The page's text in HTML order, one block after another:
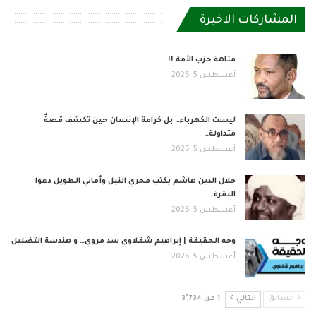
المشاركات الاخيرة
متاهة حزب الأمة !!
أغسطس 5, 2026
ليست الكهرباء… بل كرامة الإنسان حين تكشف قصةٌ
متداولة…
أغسطس 5, 2026
جلال الدين هاشم يكتب مجري النيل وأماني الطويل دعوا
البقرة…
أغسطس 5, 2026
وجه الحقيقة | إبراهيم شقلاوي سد مروي… و هندسة التضليل
أغسطس 5, 2026
السابق التالي 1 من 3٬734